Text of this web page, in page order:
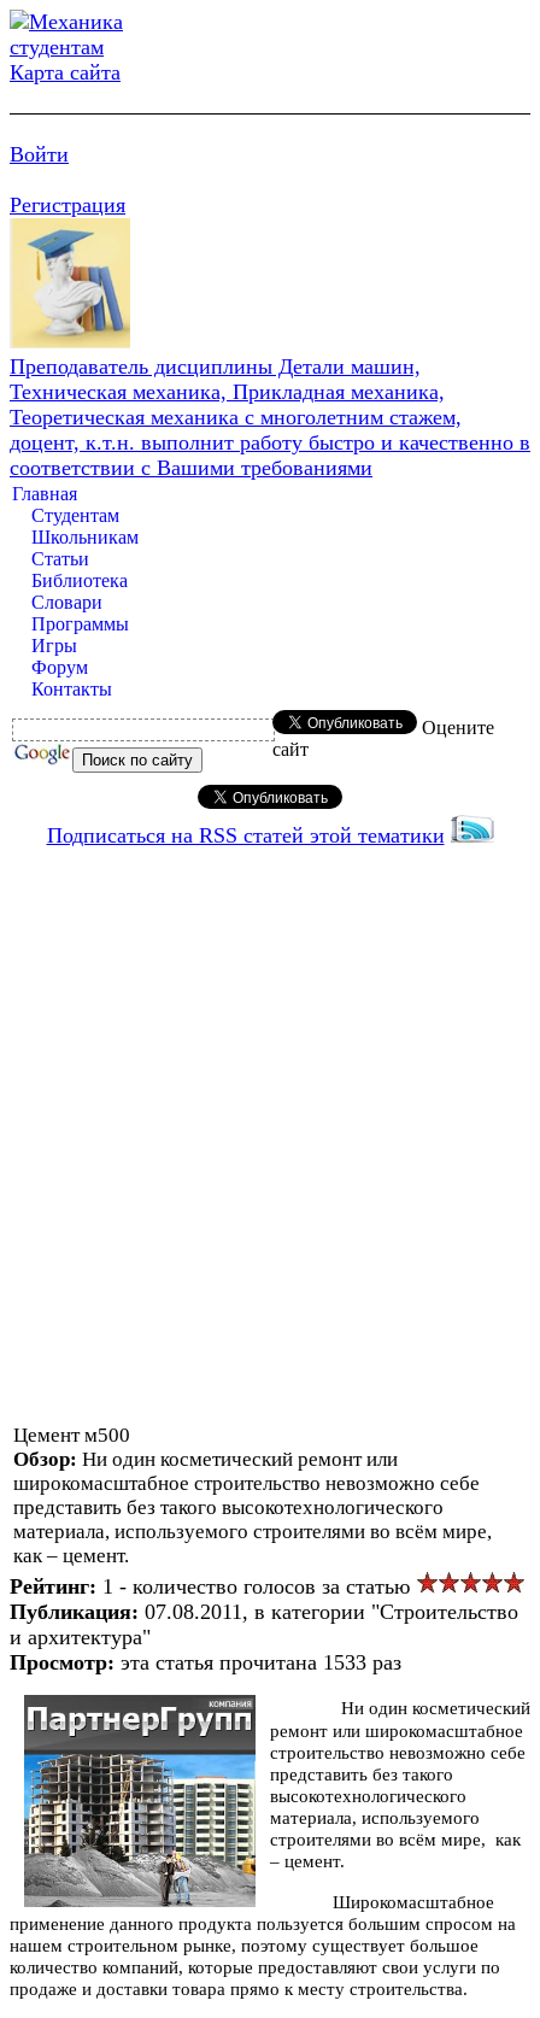
Карта сайта
Войти
Регистрация
Преподаватель дисциплины Детали машин,
Техническая механика, Прикладная механика,
Теоретическая механика с многолетним стажем,
доцент, к.т.н. выполнит работу быстро и качественно в
соответствии с Вашими требованиями
Главная
Студентам
Школьникам
Статьи
Библиотека
Словари
Программы
Игры
Форум
Контакты
Оцените
сайт
Подписаться на RSS статей этой тематики
Цемент м500
Обзор: Ни один косметический ремонт или
широкомасштабное строительство невозможно себе
представить без такого высокотехнологического
материала, используемого строителями во всём мире,
как – цемент.
Рейтинг: 1 - количество голосов за статью
Публикация: 07.08.2011, в категории "Строительство
и архитектура"
Просмотр: эта статья прочитана 1533 раз
Ни один косметический
ремонт или широкомасштабное
строительство невозможно себе
представить без такого
высокотехнологического
материала, используемого
строителями во всём мире, как
– цемент.
Широкомасштабное
применение данного продукта пользуется большим спросом на
нашем строительном рынке, поэтому существует большое
количество компаний, которые предоставляют свои услуги по
продаже и доставки товара прямо к месту строительства.